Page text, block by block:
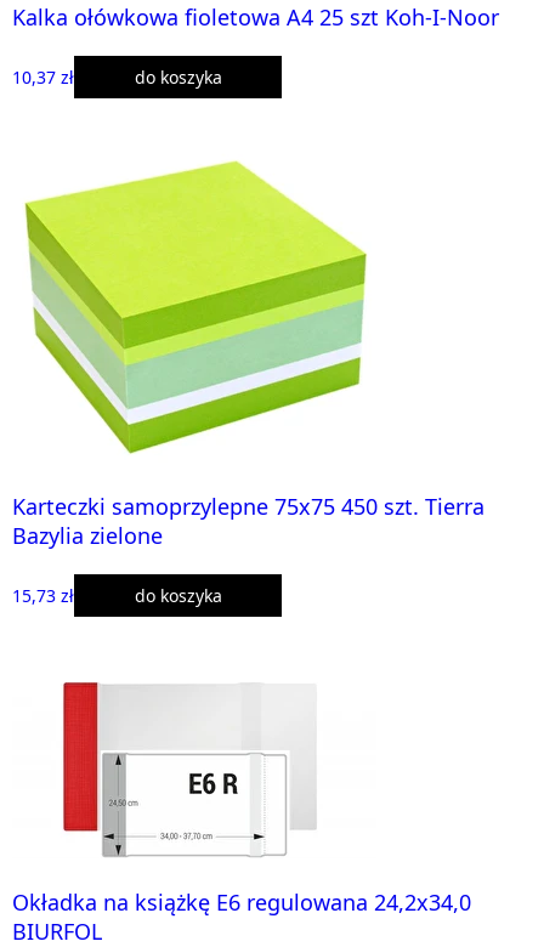
Kalka ołówkowa fioletowa A4 25 szt Koh-I-Noor
10,37 zł do koszyka
Karteczki samoprzylepne 75x75 450 szt. Tierra
Bazylia zielone
15,73 zł do koszyka
Okładka na książkę E6 regulowana 24,2x34,0
BIURFOL